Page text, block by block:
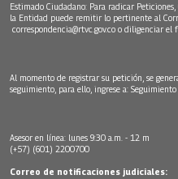
Estimado Ciudadano: Para radicar
la Entidad puede remitir lo pertinente al
correspondencia@rtvc.gov.co o diligenciar el
Al momento de registrar su petición, se
seguimiento, para ello, ingrese a: Seguimiento
Asesor en línea: lunes 9:30 a.m. - 12 m
(+57) (601) 2200700
Correo de notificaciones judiciales: